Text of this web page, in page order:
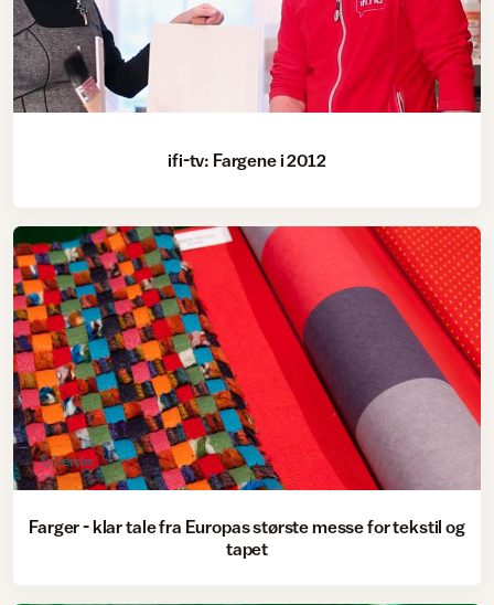
ifi-tv: Fargene i 2012
Trender
Farger - klar tale fra Europas største messe for tekstil og
tapet